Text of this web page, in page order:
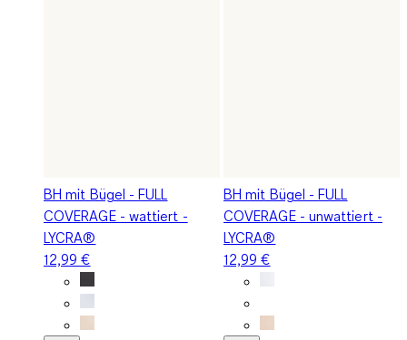
BH mit Bügel - FULL
COVERAGE - wattiert -
LYCRA®
12,99 €
BH mit Bügel - FULL
COVERAGE - unwattiert -
LYCRA®
12,99 €